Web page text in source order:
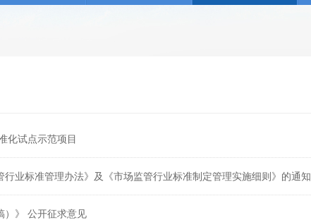
化试点示范项目
业标准管理办法》及《市场监管行业标准制定管理实施细则》的通知
）》 公开征求意见